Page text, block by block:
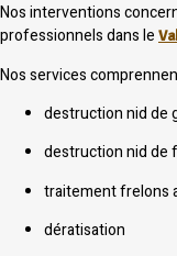
Nos interventions
professionnels dans le
Nos services
destruction nid de
destruction nid de
traitement frelons
dératisation